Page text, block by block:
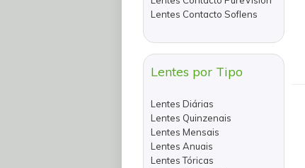
Lentes Contacto Soflens
Lentes por Tipo
Lentes Diárias
Lentes Quinzenais
Lentes Mensais
Lentes Anuais
Lentes Tóricas